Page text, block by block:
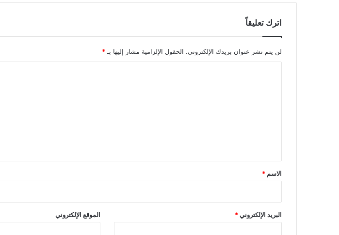
اترك تعليقاً
لن يتم نشر عنوان بريدك الإلكتروني. الحقول الإلزامية مشار إليها بـ *
*
الاسم *
البريد الإلكتروني* الموقع الإلكتروني